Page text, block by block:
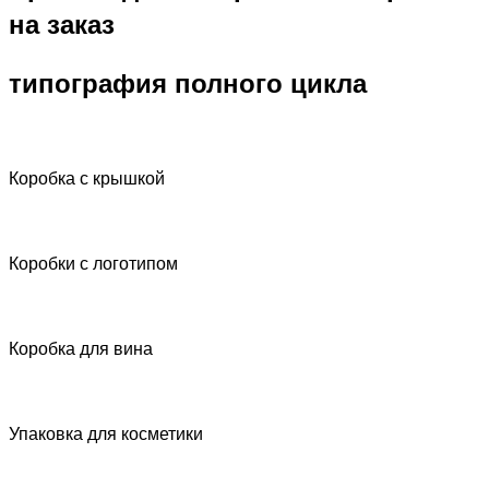
на заказ
типография полного цикла
Коробка с крышкой
Коробки с логотипом
Коробка для вина
Упаковка для косметики